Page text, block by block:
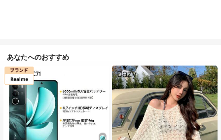
あなたへのおすすめ